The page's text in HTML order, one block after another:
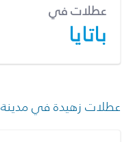
عطلات في
باتايا
عطلات زهيدة في مدينة